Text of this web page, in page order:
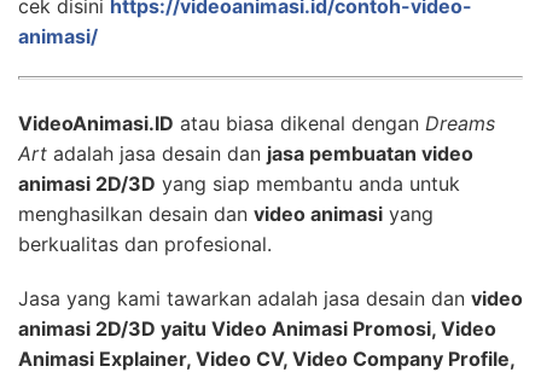
cek disini https://videoanimasi.id/contoh-video-
animasi/
VideoAnimasi.ID atau biasa dikenal dengan Dreams
Art adalah jasa desain dan jasa pembuatan video
animasi 2D/3D yang siap membantu anda untuk
menghasilkan desain dan video animasi yang
berkualitas dan profesional.
Jasa yang kami tawarkan adalah jasa desain dan video
animasi 2D/3D yaitu Video Animasi Promosi, Video
Animasi Explainer, Video CV, Video Company Profile,